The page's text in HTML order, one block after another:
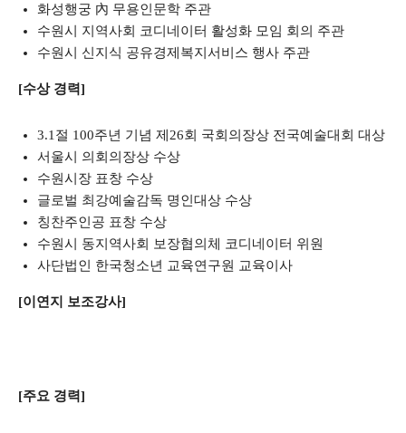
화성행궁 內 무용인문학 주관
수원시 지역사회 코디네이터 활성화 모임 회의 주관
수원시 신지식 공유경제복지서비스 행사 주관
[수상 경력]
3.1절 100주년 기념 제26회 국회의장상 전국예술대회 대상
서울시 의회의장상 수상
수원시장 표창 수상
글로벌 최강예술감독 명인대상 수상
칭찬주인공 표창 수상
수원시 동지역사회 보장협의체 코디네이터 위원
사단법인 한국청소년 교육연구원 교육이사
[이연지 보조강사]
[주요 경력]